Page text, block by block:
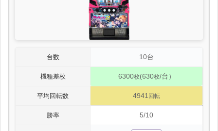
台数 10台
機種差枚 6300枚(630枚/台）
平均回転数 4941 回転
勝率 5/10